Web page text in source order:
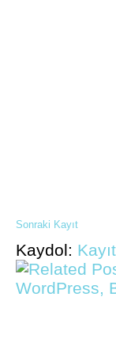
Sonraki Kayıt
Kaydol: